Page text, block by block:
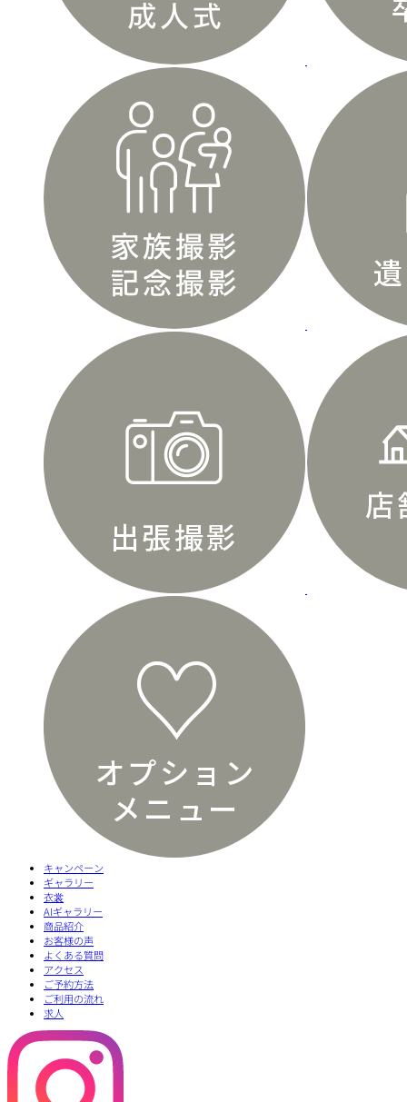
キャンペーン
ギャラリー
衣裳
AIギャラリー
商品紹介
お客様の声
よくある質問
アクセス
ご予約方法
ご利用の流れ
求人